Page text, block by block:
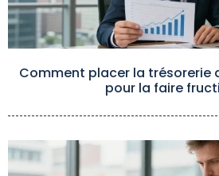
Comment placer la trésorerie
pour la faire